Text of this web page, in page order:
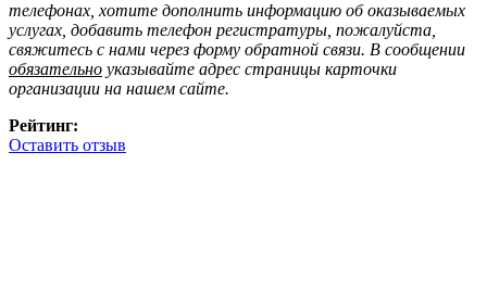
телефонах, хотите дополнить информацию об оказываемых
услугах, добавить телефон регистратуры, пожалуйста,
свяжитесь с нами через форму обратной связи. В сообщении
обязательно указывайте адрес страницы карточки
организации на нашем сайте.
Рейтинг:
Оставить отзыв